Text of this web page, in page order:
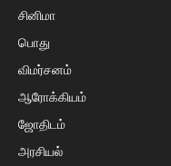
சினிமா
பொது
விமர்சனம்
ஆரோக்கியம்
ஜோதிடம்
அரசியல்